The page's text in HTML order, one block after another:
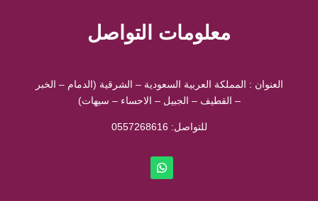
معلومات التواصل
العنوان : المملكة العربية السعودية – الشرقية (الدمام – الخبر
– القطيف – الجبيل – الاحساء – سيهات)
للتواصل: ⁦ 0557268616